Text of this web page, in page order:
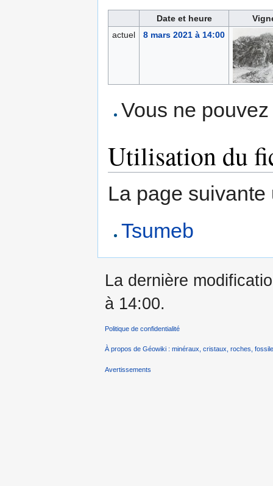
Date et heure
actuel
8 mars 2021 à 14:00
Vous ne
Utilisation du
La page
Tsumeb
La dernière
à 14:00.
Politique de confidentialité
À propos de Géowiki : minéraux, cristaux, roches,
Avertissements